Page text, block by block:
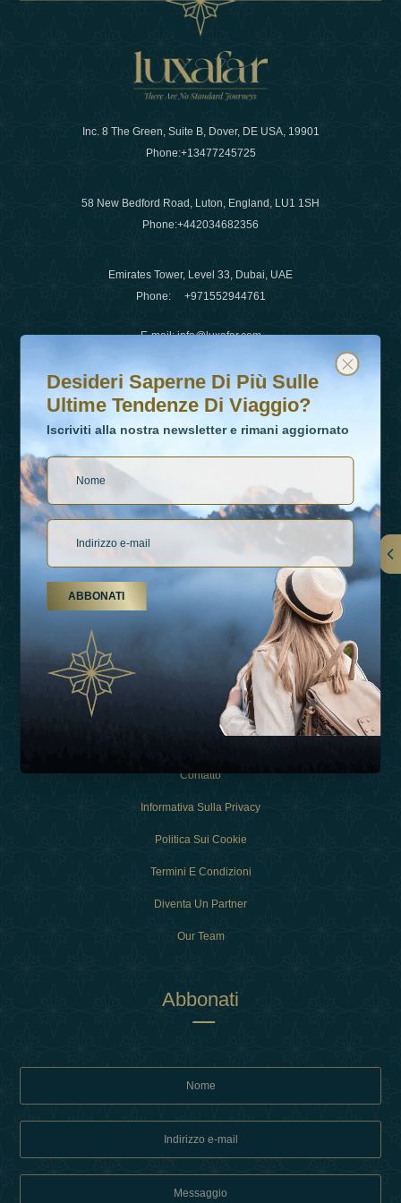
Inc. 8 The Green, Suite B, Dover, DE USA, 19901
Phone:+13477245725
58 New Bedford Road, Luton, England, LU1 1SH
Phone:+442034682356
Emirates Tower, Level 33, Dubai, UAE
Phone: +971552944761
E-mail:info@luxafar.com
WhatsApp No
+442034682356
Collegamenti
Esperienza
Contatto
Informativa Sulla Privacy
Politica Sui Cookie
Termini E Condizioni
Diventa Un Partner
Our Team
Abbonati
Desideri saperne di più sulle ultime tendenze di viaggio?
Iscriviti alla nostra newsletter e rimani aggiornato
Desideri Saperne Di Più Sulle
Ultime Tendenze Di Viaggio?
Iscriviti alla nostra newsletter e rimani aggiornato
ABBONATI